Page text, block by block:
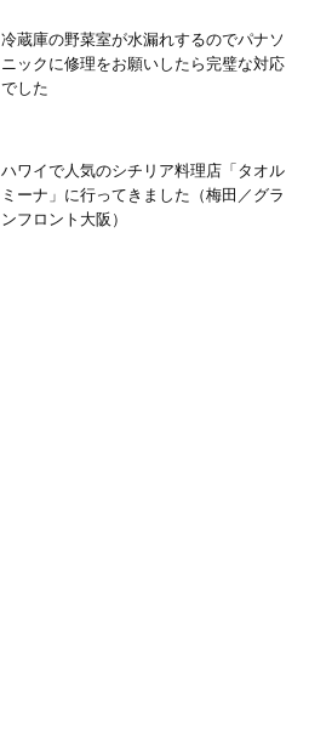
冷蔵庫の野菜室が水漏れするのでパナソ
ニックに修理をお願いしたら完璧な対応
でした
ハワイで人気のシチリア料理店「タオル
ミーナ」に行ってきました（梅田／グラ
ンフロント大阪）